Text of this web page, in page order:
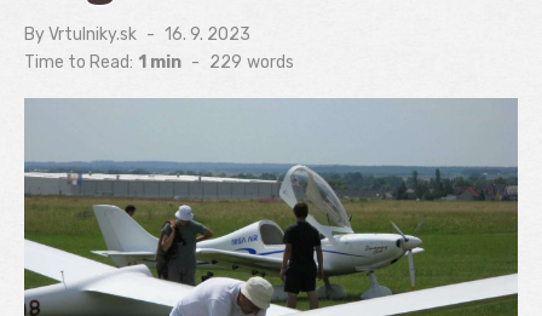
ByVrtulniky.sk
Posted
on
16. 9. 2023
Time to Read: 1 min - 229 words